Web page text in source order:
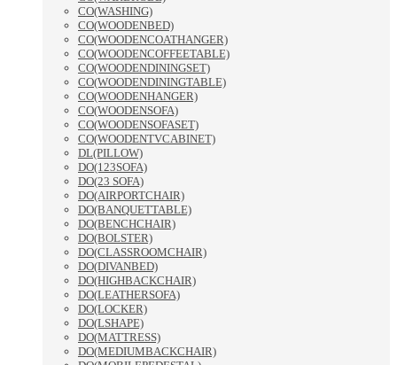
CO(WASHING)
CO(WOODENBED)
CO(WOODENCOATHANGER)
CO(WOODENCOFFEETABLE)
CO(WOODENDININGSET)
CO(WOODENDININGTABLE)
CO(WOODENHANGER)
CO(WOODENSOFA)
CO(WOODENSOFASET)
CO(WOODENTVCABINET)
DL(PILLOW)
DO(123SOFA)
DO(23 SOFA)
DO(AIRPORTCHAIR)
DO(BANQUETTABLE)
DO(BENCHCHAIR)
DO(BOLSTER)
DO(CLASSROOMCHAIR)
DO(DIVANBED)
DO(HIGHBACKCHAIR)
DO(LEATHERSOFA)
DO(LOCKER)
DO(LSHAPE)
DO(MATTRESS)
DO(MEDIUMBACKCHAIR)